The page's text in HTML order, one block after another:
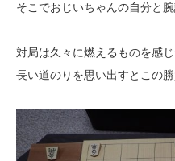
そこでおじいちゃんの自分と腕
対局は久々に燃えるものを感
長い道のりを思い出すとこの